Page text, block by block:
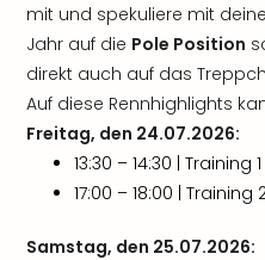
mit und spekuliere mit
Jahr auf die Pole Position
direkt auch auf das
Auf diese Rennhighlights
Freitag, den 24.07.2026:
13:30 – 14:30 | Training 1
17:00 – 18:00 | Training
Samstag, den 25.07.2026: